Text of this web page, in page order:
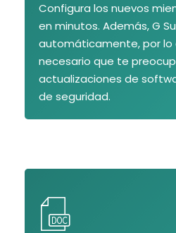
Configura los nuevos
en minutos. Además, G
automáticamente, por lo
necesario que te
actualizaciones de
de seguridad.